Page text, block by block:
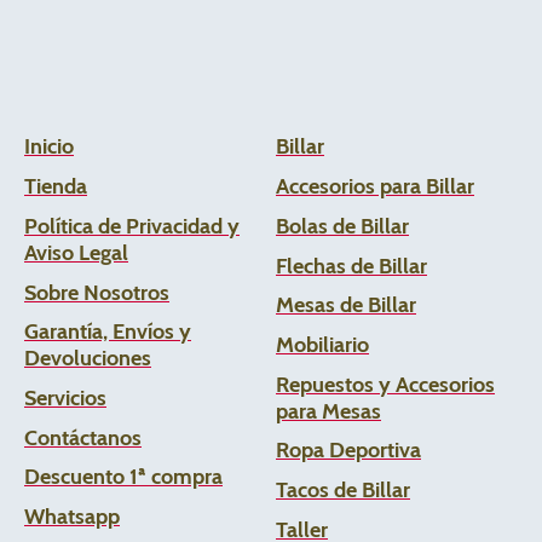
Inicio
Tienda
Política de Privacidad y
Aviso Legal
Sobre Nosotros
Garantía, Envíos y
Devoluciones
Servicios
Contáctanos
Descuento 1ª compra
Whatsapp
Billar
Accesorios para Billar
Bolas de Billar
Flechas de Billar
Mesas de Billar
Mobiliario
Repuestos y Accesorios
para Mesas
Ropa Deportiva
Tacos de Billar
Taller